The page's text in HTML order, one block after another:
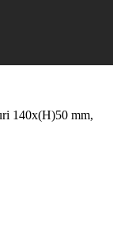
140x(H)50 mm,